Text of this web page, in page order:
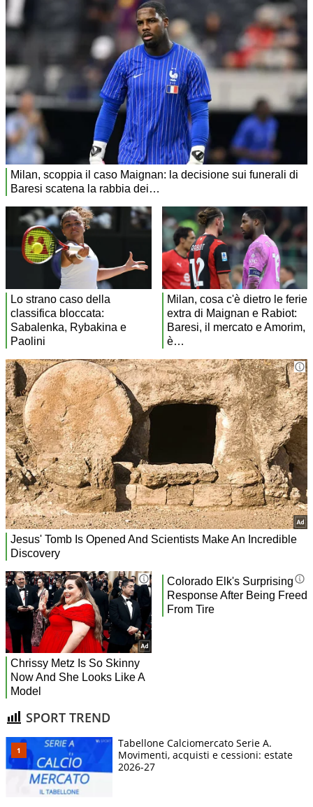
SPORT TREND
Tabellone Calciomercato Serie A.
Movimenti, acquisti e cessioni: estate
2026-27